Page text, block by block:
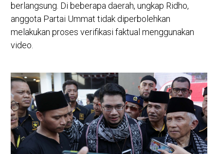
berlangsung. Di beberapa daerah, ungkap Ridho,
anggota Partai Ummat tidak diperbolehkan
melakukan proses verifikasi faktual menggunakan
video.